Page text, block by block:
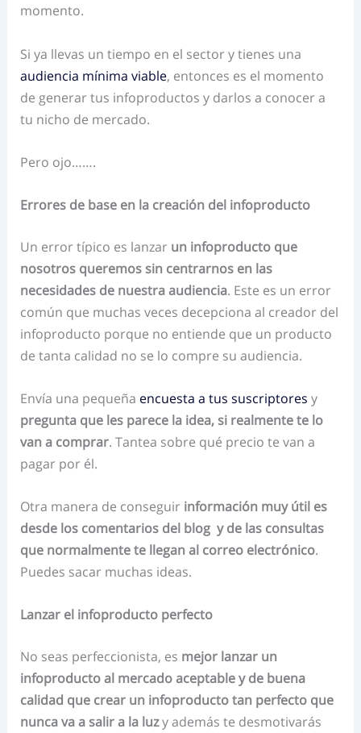
momento.
Si ya llevas un tiempo en el sector y tienes una
audiencia mínima viable, entonces es el momento
de generar tus infoproductos y darlos a conocer a
tu nicho de mercado.
Pero ojo…….
Errores de base en la creación del infoproducto
Un error típico es lanzar un infoproducto que
nosotros queremos sin centrarnos en las
necesidades de nuestra audiencia. Este es un error
común que muchas veces decepciona al creador del
infoproducto porque no entiende que un producto
de tanta calidad no se lo compre su audiencia.
Envía una pequeña encuesta a tus suscriptores y
pregunta que les parece la idea, si realmente te lo
van a comprar. Tantea sobre qué precio te van a
pagar por él.
Otra manera de conseguir información muy útil es
desde los comentarios del blog y de las consultas
que normalmente te llegan al correo electrónico.
Puedes sacar muchas ideas.
Lanzar el infoproducto perfecto
No seas perfeccionista, es mejor lanzar un
infoproducto al mercado aceptable y de buena
calidad que crear un infoproducto tan perfecto que
nunca va a salir a la luzy además te desmotivarás